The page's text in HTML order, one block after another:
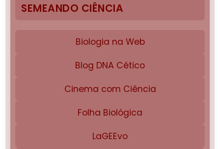
SEMEANDO CIÊNCIA
Biologia na Web
Blog DNA Cético
Cinema com Ciência
Folha Biológica
LaGEEvo